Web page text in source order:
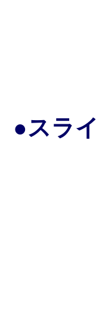
●スラ